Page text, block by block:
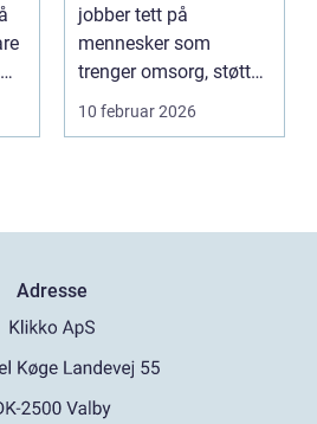
jobber tett på
mennesker som
trenger omsorg, støtte
og helsehjelp i
10 februar 2026
Adresse